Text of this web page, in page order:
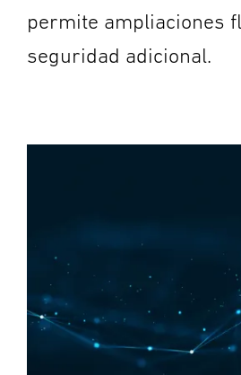
permite ampliaciones
seguridad adicional.